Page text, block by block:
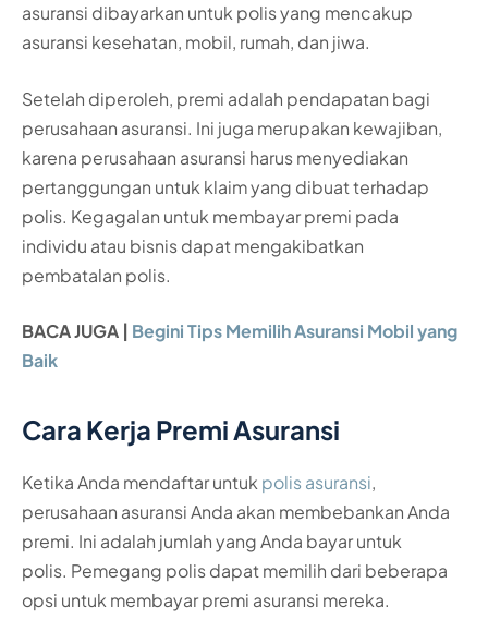
asuransi dibayarkan untuk polis yang mencakup
asuransi kesehatan, mobil, rumah, dan jiwa.
Setelah diperoleh, premi adalah pendapatan bagi
perusahaan asuransi. Ini juga merupakan kewajiban,
karena perusahaan asuransi harus menyediakan
pertanggungan untuk klaim yang dibuat terhadap
polis. Kegagalan untuk membayar premi pada
individu atau bisnis dapat mengakibatkan
pembatalan polis.
BACA JUGA | Begini Tips Memilih Asuransi Mobil yang
Baik
Cara Kerja Premi Asuransi
Ketika Anda mendaftar untukpolis asuransi,
perusahaan asuransi Anda akan membebankan Anda
premi. Ini adalah jumlah yang Anda bayar untuk
polis. Pemegang polis dapat memilih dari beberapa
opsi untuk membayar premi asuransi mereka.